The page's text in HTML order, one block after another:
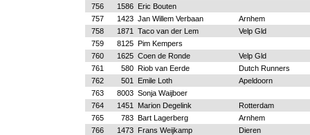
756
1586 Eric Bouten
757
1423 Jan Willem Verbaan
Arnhem
758
1871 Taco van der Lem
Velp Gld
759
8125 Pim Kempers
760
1625 Coen de Ronde
Velp Gld
761
580 Riob van Eerde
Dutch Runners
762
501 Emile Loth
Apeldoorn
763
8003 Sonja Waijboer
764
1451 Marion Degelink
Rotterdam
765
783 Bart Lagerberg
Arnhem
766
1473 Frans Weijkamp
Dieren